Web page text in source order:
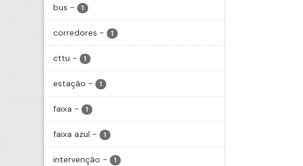
bus - 1
corredores - 1
cttu - 1
estação - 1
faixa - 1
faixa azul - 1
intervenção - 1